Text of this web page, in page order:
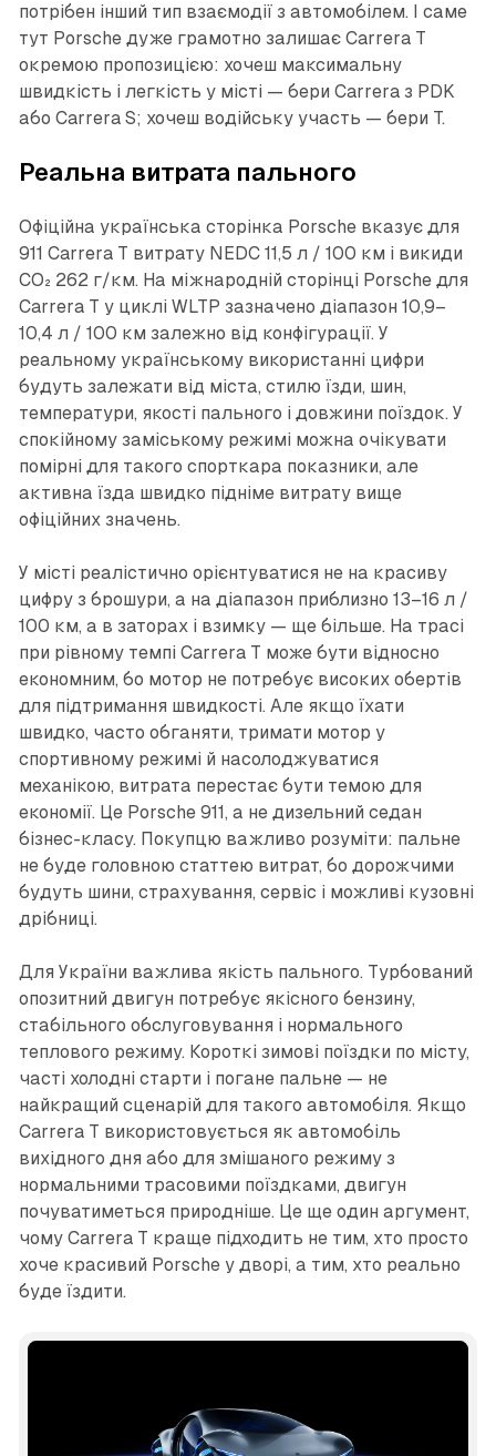
потрібен інший тип взаємодії з автомобілем. І саме
тут Porsche дуже грамотно залишає Carrera T
окремою пропозицією: хочеш максимальну
швидкість і легкість у місті — бери Carrera з PDK
або Carrera S; хочеш водійську участь — бери T.
Реальна витрата пального
Офіційна українська сторінка Porsche вказує для
911 Carrera T витрату NEDC 11,5 л / 100 км і викиди
CO₂ 262 г/км. На міжнародній сторінці Porsche для
Carrera T у циклі WLTP зазначено діапазон 10,9–
10,4 л / 100 км залежно від конфігурації. У
реальному українському використанні цифри
будуть залежати від міста, стилю їзди, шин,
температури, якості пального і довжини поїздок. У
спокійному заміському режимі можна очікувати
помірні для такого спорткара показники, але
активна їзда швидко підніме витрату вище
офіційних значень.
У місті реалістично орієнтуватися не на красиву
цифру з брошури, а на діапазон приблизно 13–16 л /
100 км, а в заторах і взимку — ще більше. На трасі
при рівному темпі Carrera T може бути відносно
економним, бо мотор не потребує високих обертів
для підтримання швидкості. Але якщо їхати
швидко, часто обганяти, тримати мотор у
спортивному режимі й насолоджуватися
механікою, витрата перестає бути темою для
економії. Це Porsche 911, а не дизельний седан
бізнес-класу. Покупцю важливо розуміти: пальне
не буде головною статтею витрат, бо дорожчими
будуть шини, страхування, сервіс і можливі кузовні
дрібниці.
Для України важлива якість пального. Турбований
опозитний двигун потребує якісного бензину,
стабільного обслуговування і нормального
теплового режиму. Короткі зимові поїздки по місту,
часті холодні старти і погане пальне — не
найкращий сценарій для такого автомобіля. Якщо
Carrera T використовується як автомобіль
вихідного дня або для змішаного режиму з
нормальними трасовими поїздками, двигун
почуватиметься природніше. Це ще один аргумент,
чому Carrera T краще підходить не тим, хто просто
хоче красивий Porsche у дворі, а тим, хто реально
буде їздити.